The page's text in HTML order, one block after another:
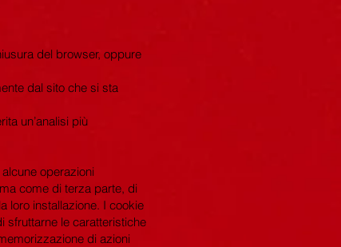
del browser, oppure
dal sito che si sta
un’analisi più
operazioni
come di terza parte, di
loro installazione. I cookie
sfruttarne le caratteristiche
di azioni